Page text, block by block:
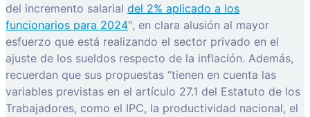
del incremento salarial del 2% aplicado a los
funcionarios para 2024″, en clara alusión al mayor
esfuerzo que está realizando el sector privado en el
ajuste de los sueldos respecto de la inflación. Además,
recuerdan que sus propuestas “tienen en cuenta las
variables previstas en el artículo 27.1 del Estatuto de los
Trabajadores, como el IPC, la productividad nacional, el